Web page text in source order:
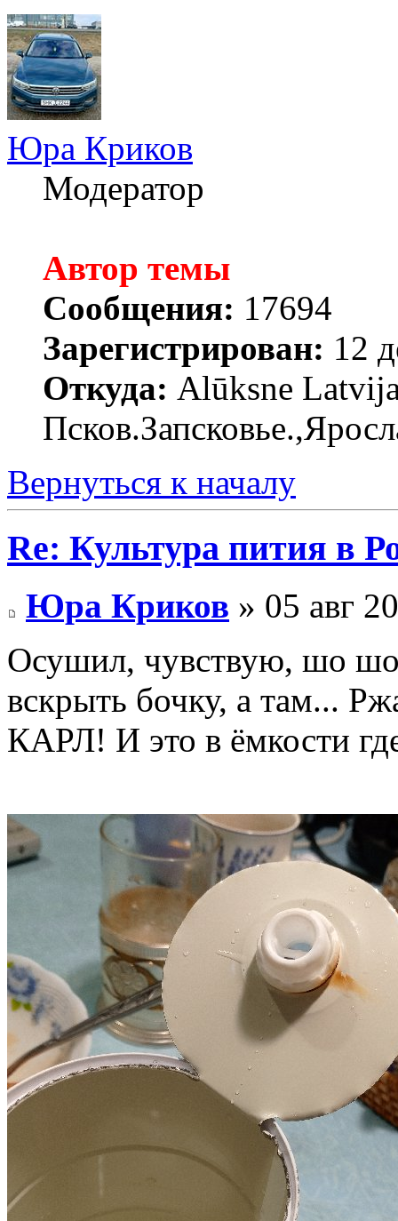
Юра Криков
Модератор
Автор темы
Сообщения: 17694
Зарегистрирован: 12
Откуда: Alūksne
Вернуться к началу
Re: Культура пития в
Юра Криков » 05 авг
Осушил, чувствую, шо
вскрыть бочку, а там...
КАРЛ! И это в ёмкости